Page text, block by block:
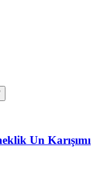
Un Karışımı